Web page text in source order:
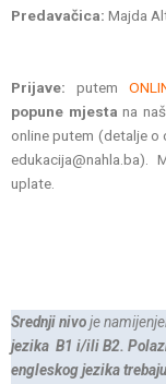
Predavačica: Majda
Prijave: putem
popune mjesta na
online putem (detalje o
uplate.
Srednji nivoje
jezika B1 i/ili B2.
engleskog jezika